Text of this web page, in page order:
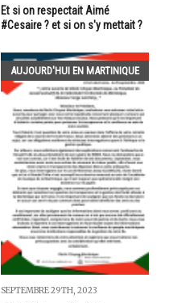
Et si on respectait Aimé
#Cesaire ? et si on s'y mettait ?
AUJOURD'HUI EN MARTINIQUE
SEPTEMBRE 29TH, 2023